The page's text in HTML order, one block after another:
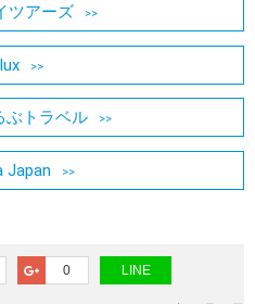
ツアーズ
ぶトラベル
Japan
0 LINE